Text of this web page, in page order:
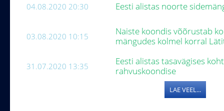
04.08.2020 20:30 Eesti alistas noorte
03.08.2020 10:15
Naiste koondis võõrustab
mängudes kolmel korral
31.07.2020 13:35
Eesti alistas tasavägises
rahvuskoondise
LAE VEEL...